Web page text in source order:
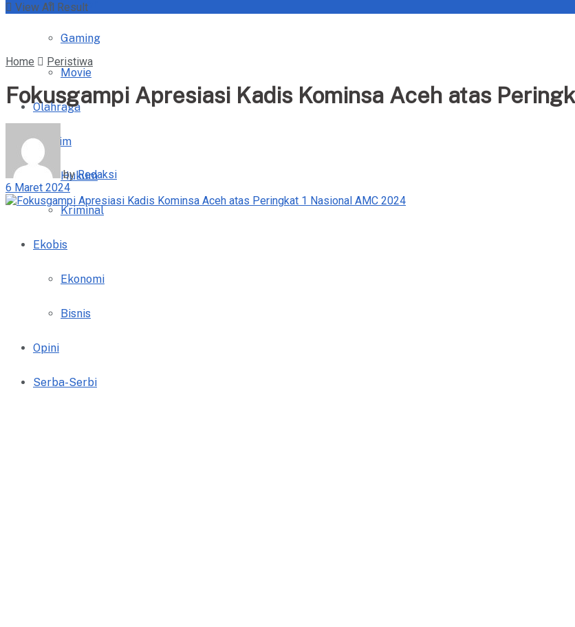
Kuliner
Gaming
Movie
Olahraga
Hukrim
Hukum
Kriminal
Ekobis
Ekonomi
Bisnis
Opini
Serba-Serbi
View All Result
Home Peristiwa
Fokusgampi Apresiasi Kadis Kominsa Aceh atas
by Redaksi
6 Maret 2024